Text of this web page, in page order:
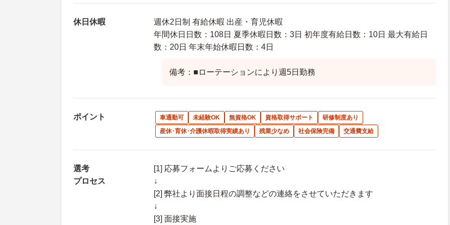
休日休暇
週休2日制 有給休暇 出産・育児休暇
年間休日日数：108日 夏季休暇日数：3日 初年度有給日数：10日 最大有給日
数：20日 年末年始休暇日数：4日
備考：■ローテーションにより週5日勤務
ポイント 車通勤可 未経験OK 無資格OK 資格取得サポート
研修制度あり
産休･育休･介護休暇取得実績あり
残業少なめ 社会保険完備 交通費支給
選考
プロセス
[1] 応募フォームよりご応募ください
↓
[2] 弊社より面接日程の調整などの連絡をさせていただきます
↓
[3] 面接実施